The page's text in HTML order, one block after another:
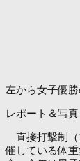
左から女子優
レポート＆写
直接打撃制（
催している体